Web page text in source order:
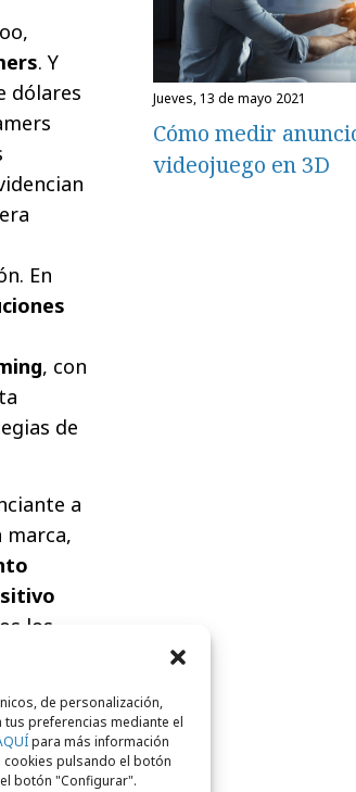
de personalización,
preferencias mediante el
para más información
cookies pulsando el botón
botón "Configurar".
. Y
dólares
En
, con
de
a
marca,
los
de
de
por la
jueves, 13 de mayo 2021
Cómo medir
videojuego en 3D